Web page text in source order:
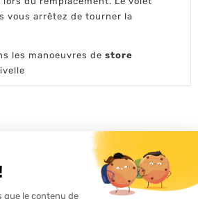
vous arrêtez de tourner la
les manoeuvres de store
ROULANT
